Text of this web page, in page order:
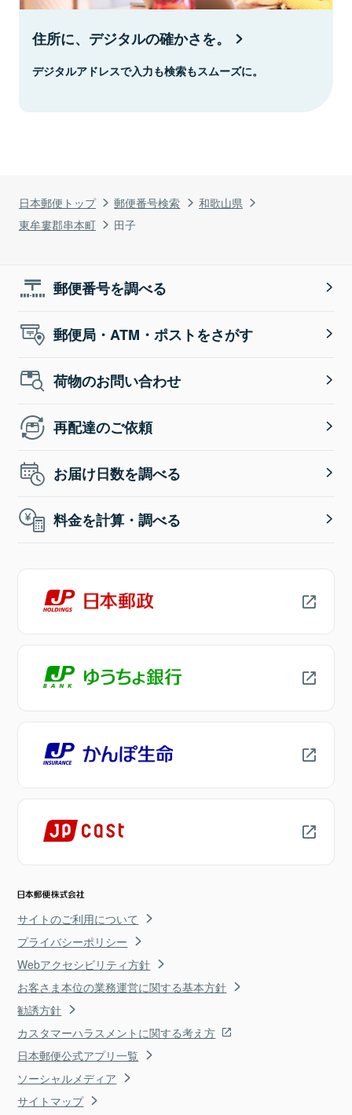
日本郵便トップ 郵便番号検索
和歌山県
東牟婁郡串本町
田子
住所に、デジタルの確かさを。
デジタルアドレスで入力も検索もスムーズに。
郵便番号を調べる
郵便局・ATM・ポストをさがす
荷物のお問い合わせ
再配達のご依頼
お届け日数を調べる
料金を計算・調べる
サイトのご利用について
プライバシーポリシー
Webアクセシビリティ方針
お客さま本位の業務運営に関する基本方針
勧誘方針
カスタマーハラスメントに関する考え方
日本郵便公式アプリ一覧
ソーシャルメディア
サイトマップ